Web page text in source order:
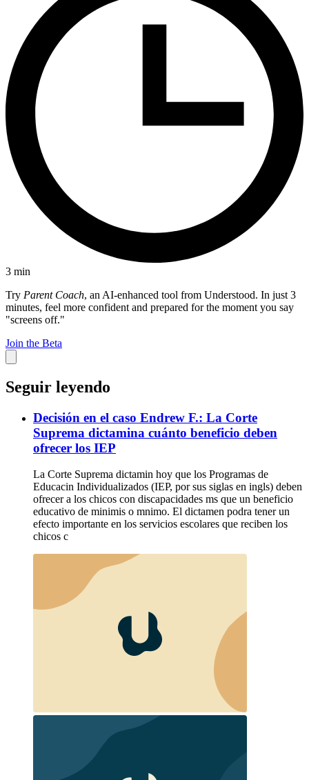
3 min
Try Parent Coach, an AI-enhanced tool from Understood. In just 3
minutes, feel more confident and prepared for the moment you say
"screens off."
Join the Beta
Seguir leyendo
Decisión en el caso Endrew F.: La Corte
Suprema dictamina cuánto beneficio deben
ofrecer los IEP
La Corte Suprema dictamin hoy que los Programas de
Educacin Individualizados (IEP, por sus siglas en ingls) deben
ofrecer a los chicos con discapacidades ms que un beneficio
educativo de minimis o mnimo. El dictamen podra tener un
efecto importante en los servicios escolares que reciben los
chicos c